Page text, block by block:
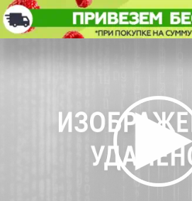
В пьяных
человека
Происшествия
человека
Другие
по теме
Погода и
валют в